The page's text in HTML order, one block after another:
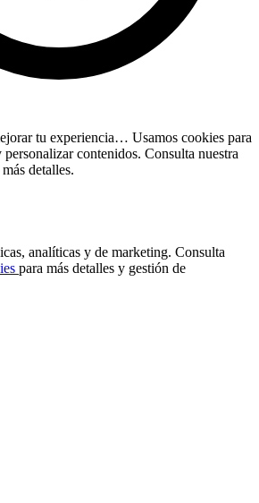
tu experiencia… Usamos cookies para
contenidos. Consulta nuestra
detalles.
analíticas y de marketing. Consulta
para más detalles y gestión de